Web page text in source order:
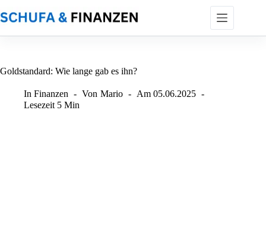
Inhalt
springen
Goldstandard: Wie lange gab es ihn?
In Finanzen Von Mario Am 05.06.2025
Lesezeit 5 Min